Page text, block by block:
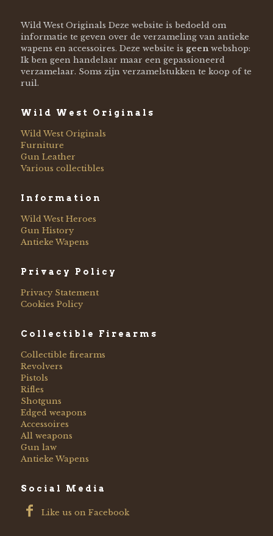
Wild West Originals Deze website is bedoeld om
informatie te geven over de verzameling van antieke
wapens en accessoires. Deze website is geenwebshop:
Ik ben geen handelaar maar een gepassioneerd
verzamelaar. Soms zijn verzamelstukken te koop of te
ruil.
Wild West Originals
Wild West Originals
Furniture
Gun Leather
Various collectibles
Information
Wild West Heroes
Gun History
Antieke Wapens
Privacy Policy
Privacy Statement
Cookies Policy
Collectible Firearms
Collectible firearms
Revolvers
Pistols
Rifles
Shotguns
Edged weapons
Accessoires
All weapons
Gun law
Antieke Wapens
Social Media
Like us on Facebook